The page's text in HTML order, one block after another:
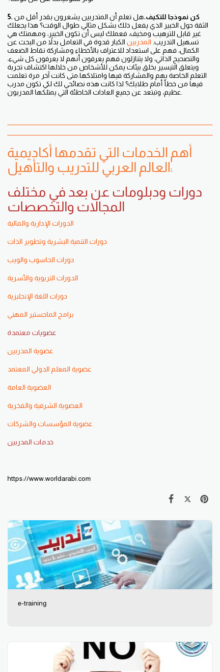
5. كن نموذجا للتكيف.هل تعلم أن المتدربين يشعرون بقدر أقل من
الثقة حول الخبير الذي يفعل ذلك بشكل مثالي طوال الوقت؟ هذا يجعلك
غير قابل للترهيب ومخيف، فعملك ليس أن تكون الخبير، ومهمتك هي
تسهيل التدريب. المدربين الكبار قدوة في التعامل بدلاً من البحث عن
الكمال، فهم على استعداد للاعتراف بالأخطاء ومشاركة نقاط الضعف
والتصحيح الذاتي، ولا يتنازلون فهم يعرفون أنهم لا يعرفون كل شيء،
ويتعلق التيسير بخلق بيئات يمكن للأشخاص من خلالها اكتشاف تجربة
التعلم الخاصة بهم والمشاركة فيها وامتلاكها.متى كانت آخر مرة تعلمت
فيها من خطأ أمام طلابك؟ لذا كانت هذه نصائحي لك لكي تكون مدرب
عظيم، وتبتعد عن جميع العادات الخاطئة التي يمتلكها المدربون.
أهم الخدمات التي تقدمها أكاديمية
العالم العربي للتدريب والتأهيل:
دورات ودبلومات عن بعد في مختلف
المجالات والتخصصات
الدورات الإدارية والمالية
دورات التنمية البشرية وتطوير الذات
دورات الحاسوب والويب
الدورات التربوية والأسرية
دورات اللغة الإنجليزية
برامج الماجستير المهني
عضويات معتمدة
عضوية المدربين
عضوية المعلم الدولي المعتمد
العضوية العامة
العضوية الشرفية والفخرية
عضوية المؤسسات والشركات
خدمات المدربين
https://www.worldarabi.com
e-training